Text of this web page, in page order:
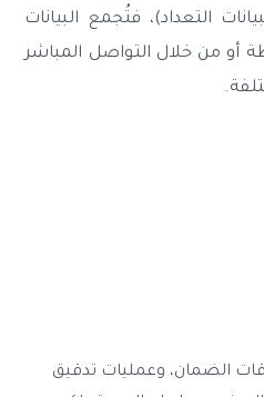
التعداد)، فتُجمع البيانات
أو من خلال التواصل المباشر
الضمان، وعمليات تدقيق